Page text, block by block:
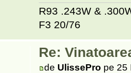
R93 .243W &
F3 20/76
Re:
de UlissePro pe 25